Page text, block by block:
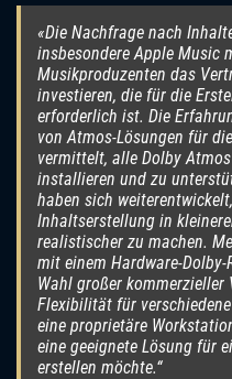
«Die Nachfrage nach
insbesondere Apple Music
Musikproduzenten das
investieren, die für die
erforderlich ist. Die
von Atmos-Lösungen für
vermittelt, alle Dolby
installieren und zu
haben sich
Inhaltserstellung in
realistischer zu machen.
mit einem Hardware-
Wahl großer
Flexibilität für
eine proprietäre
eine geeignete Lösung für
erstellen möchte.“